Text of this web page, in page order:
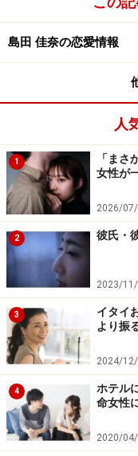
ば、問題は解決し
ドの場合や、内容
以上の愚痴は聞き
友人や家族から愚
のは、無自覚なスト
ップの水があふれて
れないのです。友
きまくっていない
い。
2：けんかば
きない相手の
カップルといえど
し、けんかになっ
多すぎるのも問題で
しまい、不快に思う
が面倒」と避けるよ
島田 佳奈の恋愛情報
人
1
「ま
女性が
2026/07/
2 彼氏・
2023/11/
3
イタイ
より振
2024/12/
4
ホテル
命女性
2020/